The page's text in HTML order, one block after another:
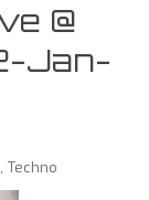
@
Jan-
, Techno